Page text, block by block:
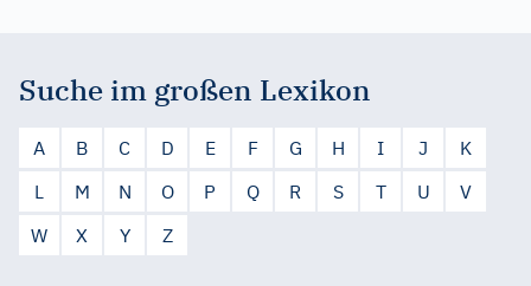
Suche im großen Lexikon
A B C D E F G H I J
K
L
M N O P Q R S T U
V
W
X Y Z